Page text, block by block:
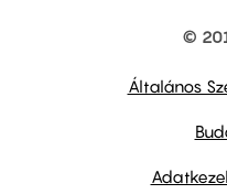
©
Általános